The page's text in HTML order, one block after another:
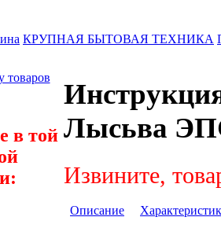
КРУПНАЯ БЫТОВАЯ ТЕХНИКА
товаров
в той Лысьва
Извините,
Описание